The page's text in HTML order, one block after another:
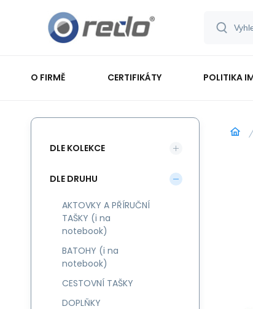
O FIRMĚ CERTIFIKÁTY POLITIKA
DLE KOLEKCE
DLE DRUHU
AKTOVKY A PŘÍRUČNÍ
TAŠKY (i na
notebook)
BATOHY (i na
notebook)
CESTOVNÍ TAŠKY
DOPLŇKY